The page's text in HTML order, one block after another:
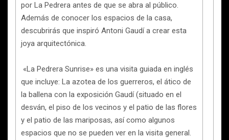
por La Pedrera antes de que se abra al público.
Además de conocer los espacios de la casa,
descubrirás que inspiró Antoni Gaudí a crear esta
joya arquitectónica.
«La Pedrera Sunrise» es una visita guiada en inglés
que incluye: La azotea de los guerreros, el ático de
la ballena con la exposición Gaudí (situado en el
desván, el piso de los vecinos y el patio de las flores
y el patio de las mariposas, así como algunos
espacios que no se pueden ver en la visita general.